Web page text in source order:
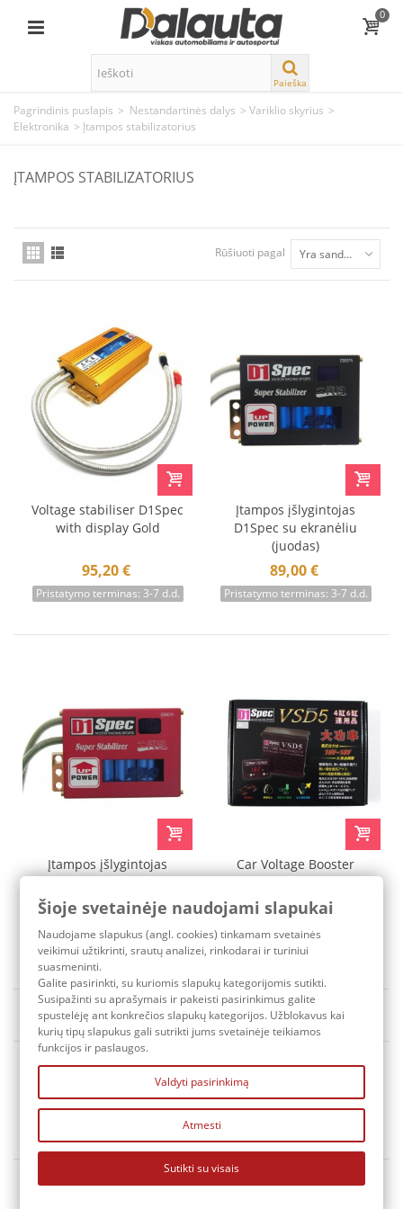
0
Paieška
Pagrindinis puslapis > Nestandartinės dalys > Variklio skyrius >
Elektronika > Įtampos stabilizatorius
ĮTAMPOS STABILIZATORIUS
Rūšiuoti pagal Yra sandėlyje
Voltage stabiliser D1Spec
with display Gold
95,20 €
Pristatymo terminas: 3-7 d.d.
Įtampos įšlygintojas
D1Spec su ekranėliu
(juodas)
89,00 €
Pristatymo terminas: 3-7 d.d.
Įtampos įšlygintojas
(raudonas)
Pristatymo terminas: 3-7 d.d.
Car Voltage Booster
Pristatymo terminas: 3-7 d.d.
Rūšiuoti pagal
MANO PASKYRA
Šioje svetainėje naudojami slapukai
Naudojame slapukus (angl. cookies) tinkamam svetainės
veikimui užtikrinti, srautų analizei, rinkodarai ir turiniui
suasmeninti.
Galite pasirinkti, su kuriomis slapukų kategorijomis sutikti.
Susipažinti su aprašymais ir pakeisti pasirinkimus galite
spustelėję ant konkrečios slapukų kategorijos. Užblokavus kai
kurių tipų slapukus gali sutrikti jums svetainėje teikiamos
funkcijos ir paslaugos.
Valdyti pasirinkimą
Atmesti
Sutikti su visais